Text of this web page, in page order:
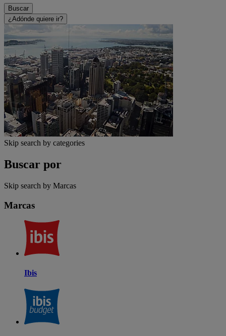
Buscar
¿Adónde quiere ir?
Skip search by categories
Buscar por
Skip search by Marcas
Marcas
Ibis